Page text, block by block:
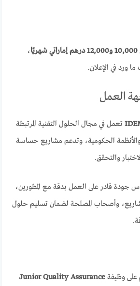
10,000 و12,000 درهم إماراتي شهريًا
،
ورد في الإعلان.
العمل
تعمل في مجال الحلول التقنية المرتبطة
والأنظمة الحكومية، وتدعم مشاريع حساسة
والتحقق.
جودة قادر على العمل بدقة مع المطورين،
وأصحاب المصلحة لضمان تسليم حلول
على وظيفةJunior Quality Assurance